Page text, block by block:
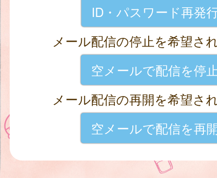
ID・パスワード再発
メール配信の停止を希望さ
空メールで配信を停
メール配信の再開を希望さ
空メールで配信を再